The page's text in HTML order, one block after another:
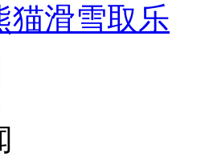
猫滑雪取乐